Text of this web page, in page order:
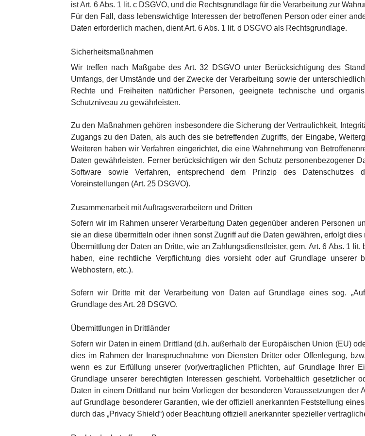
ist Art. 6 Abs. 1 lit. c DSGVO, und die Rechtsgrundlage für die Verarbeitung zur
Für den Fall, dass lebenswichtige Interessen der betroffenen Person oder einer
Daten erforderlich machen, dient Art. 6 Abs. 1 lit. d DSGVO als Rechtsgrundlage.
Sicherheitsmaßnahmen
Wir treffen nach Maßgabe des Art. 32 DSGVO unter Berücksichtigung des
Umfangs, der Umstände und der Zwecke der Verarbeitung sowie der
Rechte und Freiheiten natürlicher Personen, geeignete technische und
Schutzniveau zu gewährleisten.
Zu den Maßnahmen gehören insbesondere die Sicherung der Vertraulichkeit,
Zugangs zu den Daten, als auch des sie betreffenden Zugriffs, der Eingabe,
Weiteren haben wir Verfahren eingerichtet, die eine Wahrnehmung von
Daten gewährleisten. Ferner berücksichtigen wir den Schutz personenbezogener
Software sowie Verfahren, entsprechend dem Prinzip des Datenschutzes
Voreinstellungen (Art. 25 DSGVO).
Zusammenarbeit mit Auftragsverarbeitern und Dritten
Sofern wir im Rahmen unserer Verarbeitung Daten gegenüber anderen Personen
sie an diese übermitteln oder ihnen sonst Zugriff auf die Daten gewähren, erfolgt
Übermittlung der Daten an Dritte, wie an Zahlungsdienstleister, gem. Art. 6 Abs. 1
haben, eine rechtliche Verpflichtung dies vorsieht oder auf Grundlage unserer
Webhostern, etc.).
Sofern wir Dritte mit der Verarbeitung von Daten auf Grundlage eines sog.
Grundlage des Art. 28 DSGVO.
Übermittlungen in Drittländer
Sofern wir Daten in einem Drittland (d.h. außerhalb der Europäischen Union (EU)
dies im Rahmen der Inanspruchnahme von Diensten Dritter oder Offenlegung,
wenn es zur Erfüllung unserer (vor)vertraglichen Pflichten, auf Grundlage Ihrer
Grundlage unserer berechtigten Interessen geschieht. Vorbehaltlich gesetzlicher
Daten in einem Drittland nur beim Vorliegen der besonderen Voraussetzungen der
auf Grundlage besonderer Garantien, wie der offiziell anerkannten Feststellung
durch das „Privacy Shield“) oder Beachtung offiziell anerkannter spezieller